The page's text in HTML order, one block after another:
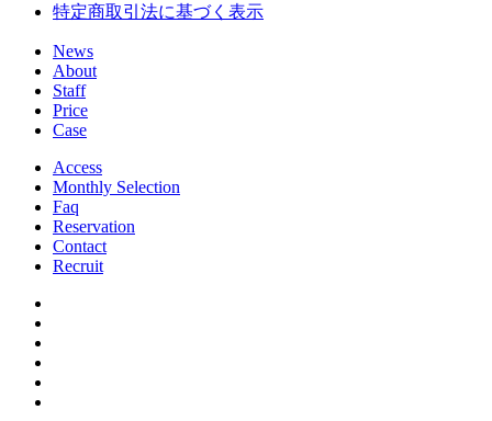
特定商取引法に基づく表示
News
About
Staff
Price
Case
Access
Monthly Selection
Faq
Reservation
Contact
Recruit